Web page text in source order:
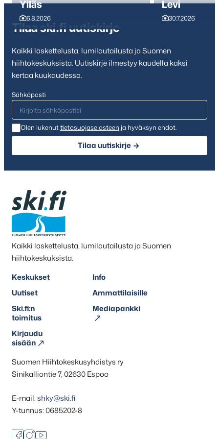
Ylläs
6.8.2026
Levi
30.7.2026
Tilaa ski.fi uutiskirje
Kaikki laskettelusta, lumilautailusta ja Suomen
hiihtokeskuksista. Uutiskirje ilmestyy kaudella kaksi
kertaa kuukaudessa.
Sähköposti
Olen lukenuttietosuojaselosteen ja hyväksyn ehdot.
Tilaa uutiskirje
Kaikki laskettelusta, lumilautailusta ja Suomen
hiihtokeskuksista.
Keskukset
Info
Uutiset
Ammattilaisille
Ski.fi:n
toimitus
Mediapankki
Kirjaudu
sisään
Suomen Hiihtokeskusyhdistys ry
Sinikalliontie 7, 02630 Espoo
E-mail:shky@ski.fi
Y-tunnus: 0685202-8
Facebook
Instagram
Youtube